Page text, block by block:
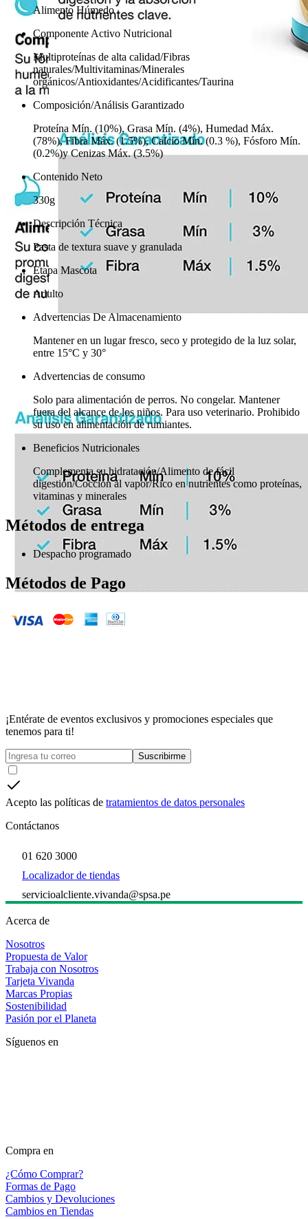
Alimento Húmedo
Componente Activo Nutricional
Multiproteínas de alta calidad/Fibras
naturales/Multivitaminas/Minerales
orgánicos/Antioxidantes/Acidificantes/Taurina
Composición/Análisis Garantizado
Proteína Mín. (10%), Grasa Mín. (4%), Humedad Máx.
(78%), Fibra Máx. (1.5%), Calcio Mín. (0.3 %), Fósforo Mín.
(0.2%)y Cenizas Máx. (3.5%)
Contenido Neto
330g
Descripción Técnica
Pasta de textura suave y granulada
Etapa Mascota
Adulto
Advertencias De Almacenamiento
Mantener en un lugar fresco, seco y protegido de la luz solar,
entre 15°C y 30°
Advertencias de consumo
Solo para alimentación de perros. No congelar. Mantener
fuera del alcance de los niños. Para uso veterinario. Prohibido
su uso en alimentación de rumiantes.
Beneficios Nutricionales
Complementa su hidratación/Alimento de fácil
digestión/Cocción al vapor/Rico en nutrientes como proteínas,
vitaminas y minerales
Métodos de entrega
Despacho programado
Métodos de Pago
¡Entérate de eventos exclusivos y promociones especiales que
tenemos para ti!
Suscribirme
Acepto las políticas de tratamientos de datos personales
Contáctanos
01 620 3000
Localizador de tiendas
servicioalcliente.vivanda@spsa.pe
Acerca de
Nosotros
Propuesta de Valor
Trabaja con Nosotros
Tarjeta Vivanda
Marcas Propias
Sostenibilidad
Pasión por el Planeta
Síguenos en
Compra en
¿Cómo Comprar?
Formas de Pago
Cambios y Devoluciones
Cambios en Tiendas